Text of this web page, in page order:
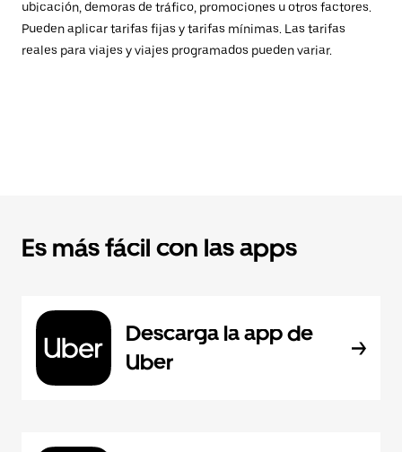
ubicación, demoras de tráfico, promociones u otros factores.
Pueden aplicar tarifas fijas y tarifas mínimas. Las tarifas
reales para viajes y viajes programados pueden variar.
Es más fácil con las apps
Descarga la app de
Uber